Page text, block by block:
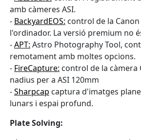
amb càmeres ASI.
- BackyardEOS: control de la
l'ordinador. La versió premium no
-APT: Astro Photography Tool,
remotament amb moltes opcions.
- FireCapture: control de la càmera
nadius per a ASI 120mm
-Sharpcap captura d'imatges
lunars i espai profund.
Plate Solving: